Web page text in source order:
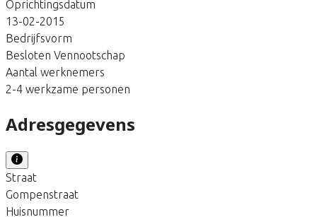
Oprichtingsdatum
13-02-2015
Bedrijfsvorm
Besloten Vennootschap
Aantal werknemers
2-4 werkzame personen
Adresgegevens
Straat
Gompenstraat
Huisnummer